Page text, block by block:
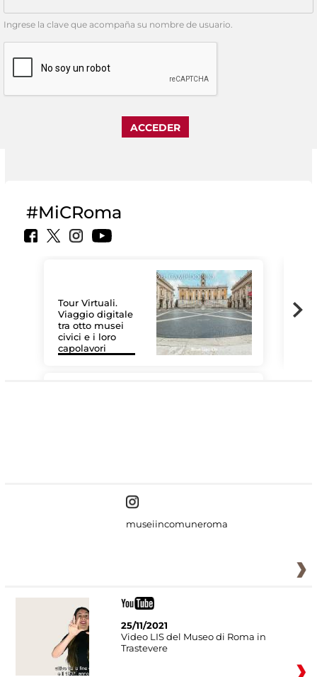
Ingrese la clave que acompaña su nombre de usuario.
#MiCRoma
Tour Virtuali.
Viaggio digitale
tra otto musei
civici e i loro
capolavori
museiincomuneroma
25/11/2021
Video LIS del Museo di Roma in
Trastevere